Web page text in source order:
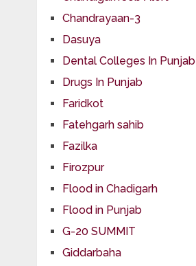
Chandrayaan-3
Dasuya
Dental Colleges In Punjab
Drugs In Punjab
Faridkot
Fatehgarh sahib
Fazilka
Firozpur
Flood in Chadigarh
Flood in Punjab
G-20 SUMMIT
Giddarbaha